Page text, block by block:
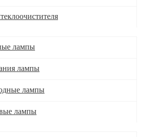
лампы
лампы
лампы
лампы